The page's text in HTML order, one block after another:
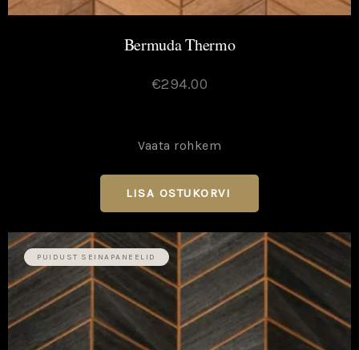
Bermuda Thermo
€294.00
LISA OSTUKORVI
Vaata rohkem
PUIDUST SEINAPANEELID